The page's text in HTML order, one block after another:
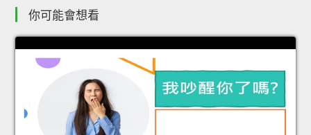
你可能會想看